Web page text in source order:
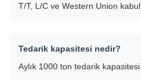
T/T, L/C ve Western Union kabul
Tedarik kapasitesi nedir?
Aylık 1000 ton tedarik kapasitesi.